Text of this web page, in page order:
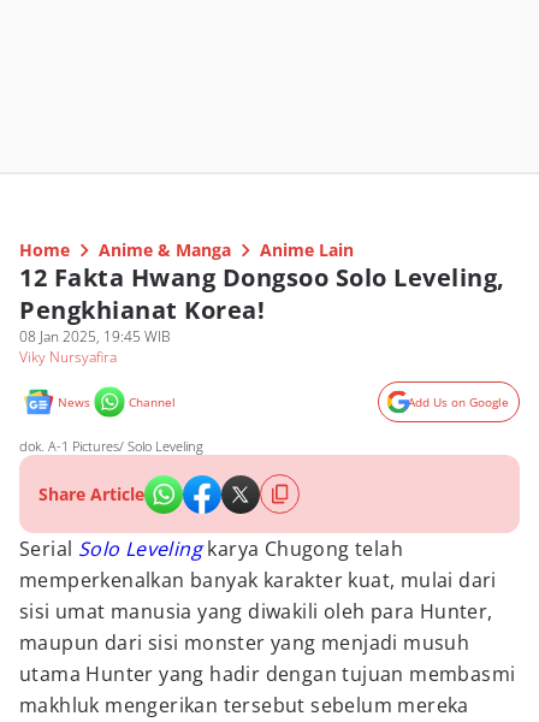
Home Anime & Manga Anime Lain
12 Fakta Hwang Dongsoo Solo Leveling,
Pengkhianat Korea!
08 Jan 2025, 19:45 WIB
Viky Nursyafira
News Channel Add Us on Google
dok. A-1 Pictures/ Solo Leveling
Share Article
Serial Solo Leveling karya Chugong telah
memperkenalkan banyak karakter kuat, mulai dari
sisi umat manusia yang diwakili oleh para Hunter,
maupun dari sisi monster yang menjadi musuh
utama Hunter yang hadir dengan tujuan membasmi
makhluk mengerikan tersebut sebelum mereka